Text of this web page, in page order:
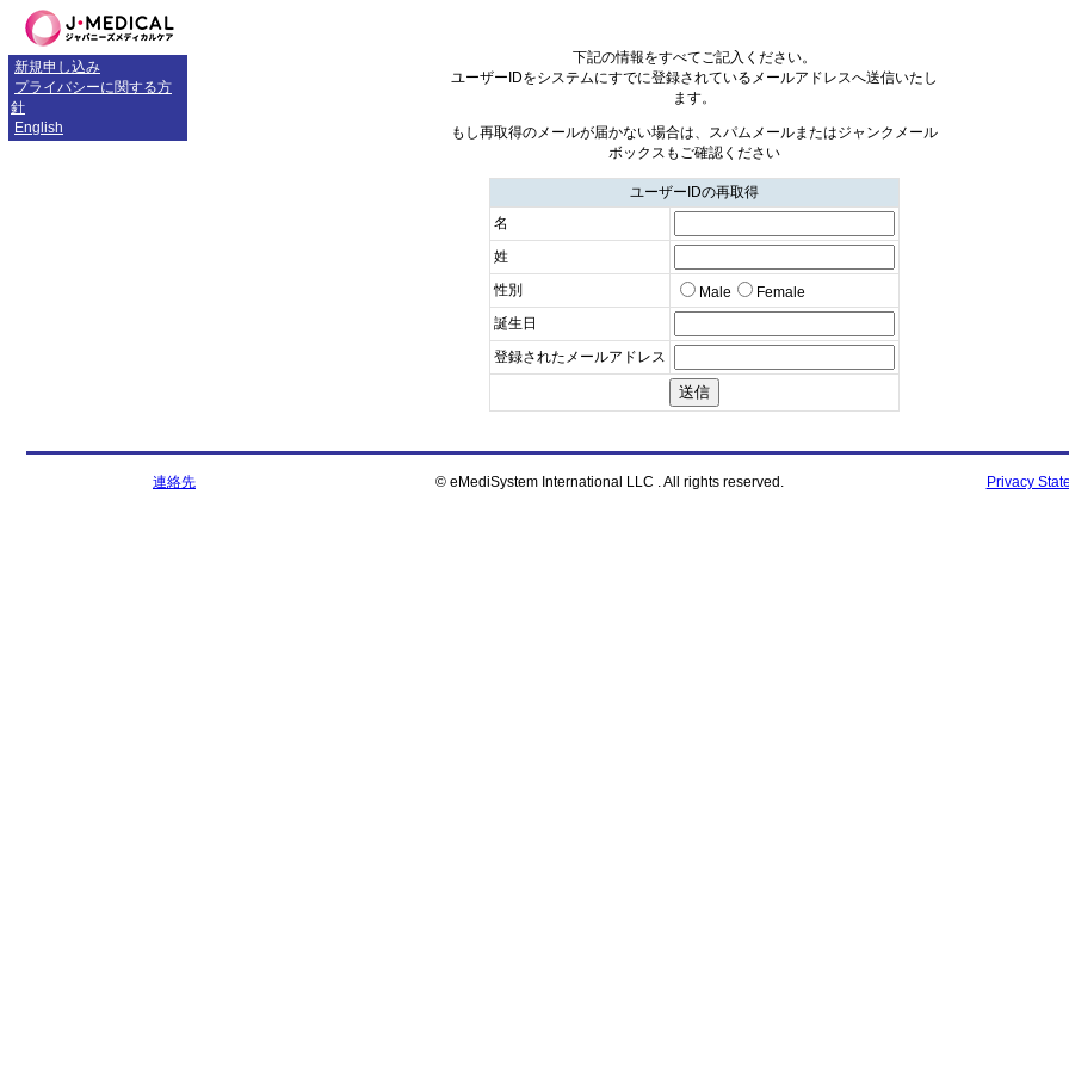
新規申し込み
プライバシーに関する方
針
English
下記の情報をすべてご記入ください。
ユーザーIDをシステムにすでに登録されているメールアドレスへ送信いたし
ます。
もし再取得のメールが届かない場合は、スパムメールまたはジャンクメール
ボックスもご確認ください
ユーザーIDの再取得
名
姓
性別
Male
Female
誕生日
登録されたメールアドレス
連絡先 © eMediSystem International LLC . All rights reserved. Privacy